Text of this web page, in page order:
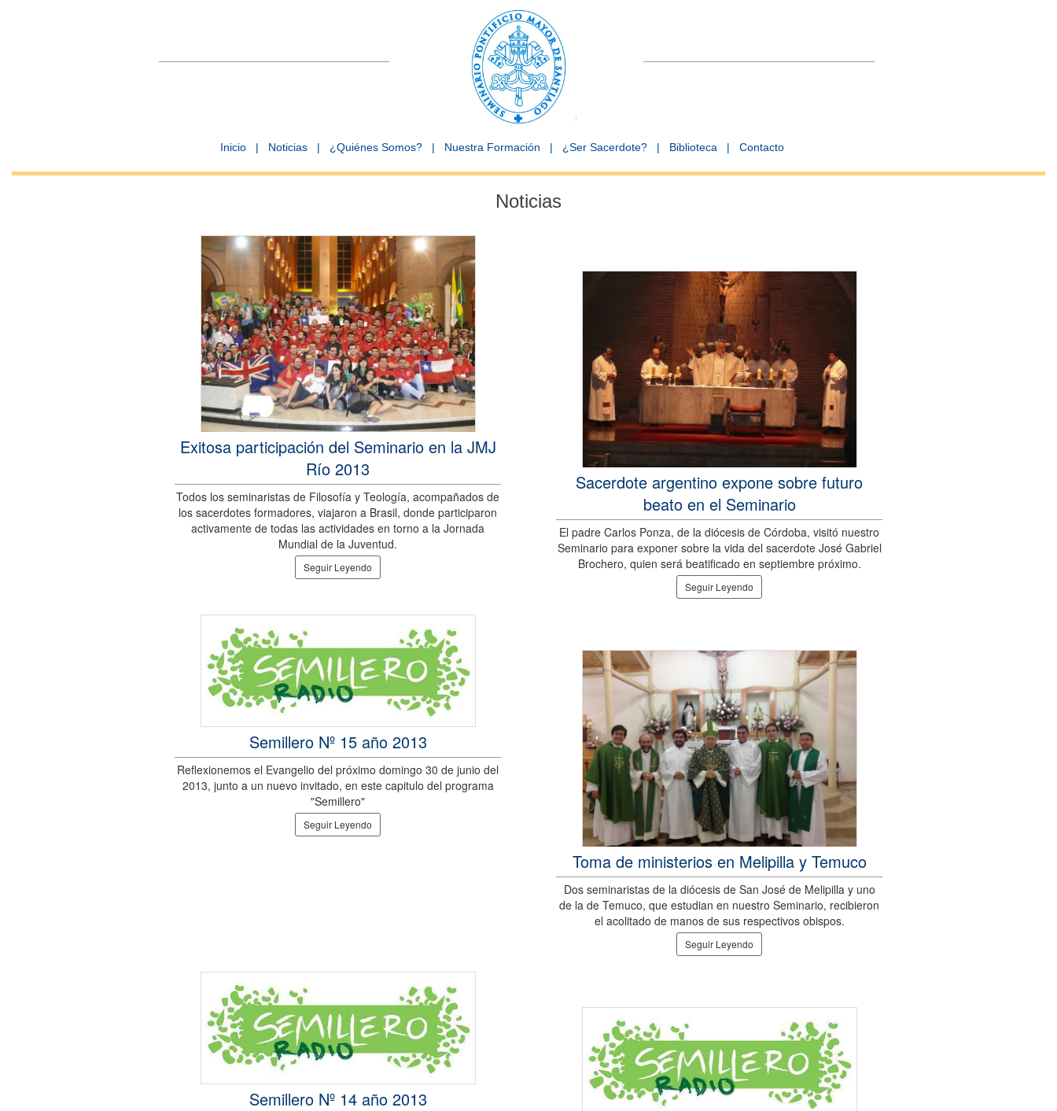
Inicio | Noticias | ¿Quiénes Somos? | Nuestra Formación | ¿Ser Sacerdote? | Biblioteca | Contacto
Noticias
Exitosa participación del Seminario en la JMJ
Río 2013
Todos los seminaristas de Filosofía y Teología, acompañados de
los sacerdotes formadores, viajaron a Brasil, donde participaron
activamente de todas las actividades en torno a la Jornada
Mundial de la Juventud.
Seguir Leyendo
Sacerdote argentino expone sobre futuro
beato en el Seminario
El padre Carlos Ponza, de la diócesis de Córdoba, visitó nuestro
Seminario para exponer sobre la vida del sacerdote José Gabriel
Brochero, quien será beatificado en septiembre próximo.
Seguir Leyendo
Semillero Nº 15 año 2013
Reflexionemos el Evangelio del próximo domingo 30 de junio del
2013, junto a un nuevo invitado, en este capitulo del programa
"Semillero"
Seguir Leyendo
Toma de ministerios en Melipilla y Temuco
Dos seminaristas de la diócesis de San José de Melipilla y uno
de la de Temuco, que estudian en nuestro Seminario, recibieron
el acolitado de manos de sus respectivos obispos.
Seguir Leyendo
Semillero Nº 14 año 2013